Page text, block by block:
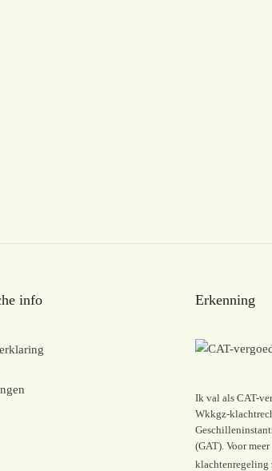
info Erkenning
Ik val als CAT-
Wkkgz-
(GAT). Voor
klachtenregeling